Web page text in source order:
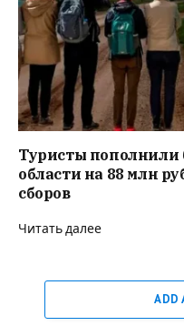
Туристы пополнили
области на 88 млн
сборов
Читать далее
ADD